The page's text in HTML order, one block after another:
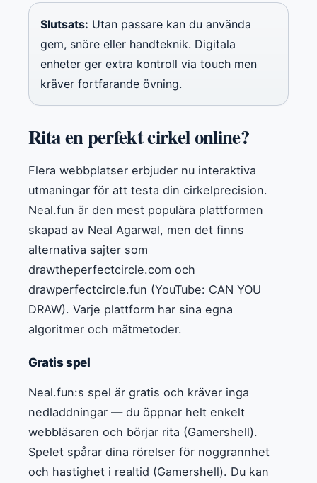
Slutsats: Utan passare kan du använda
gem, snöre eller handteknik. Digitala
enheter ger extra kontroll via touch men
kräver fortfarande övning.
Rita en perfekt cirkel online?
Flera webbplatser erbjuder nu interaktiva
utmaningar för att testa din cirkelprecision.
Neal.fun är den mest populära plattformen
skapad av Neal Agarwal, men det finns
alternativa sajter som
drawtheperfectcircle.com och
drawperfectcircle.fun (YouTube: CAN YOU
DRAW). Varje plattform har sina egna
algoritmer och mätmetoder.
Gratis spel
Neal.fun:s spel är gratis och kräver inga
nedladdningar — du öppnar helt enkelt
webbläsaren och börjar rita (Gamershell).
Spelet spårar dina rörelser för noggrannhet
och hastighet i realtid (Gamershell). Du kan